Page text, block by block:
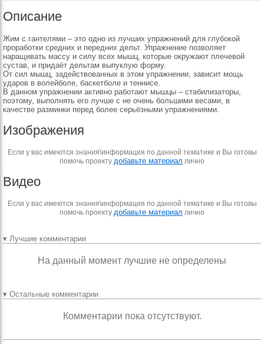
Описание
Жим с гантелями – это одно из лучших упражнений для глубокой
проработки средних и передних дельт. Упражнение позволяет
наращивать массу и силу всех мышц, которые окружают плечевой
сустав, и придаёт дельтам выпуклую форму.
От сил мышц, задействованных в этом упражнении, зависит мощь
ударов в волейболе, баскетболе и теннисе.
В данном упражнении активно работают мышцы – стабилизаторы,
поэтому, выполнять его лучше с не очень большими весами, в
качестве разминки перед более серьёзными упражнениями.
Изображения
Если у вас имеются знания\информация по данной тематике и Вы готовы
помочь проекту добавьте материал лично
Видео
Если у вас имеются знания\информация по данной тематике и Вы готовы
помочь проекту добавьте материал лично
▾ Лучшие комментарии
На данный момент лучшие не определены
▾ Остальные комментарии
Комментарии пока отсутствуют.